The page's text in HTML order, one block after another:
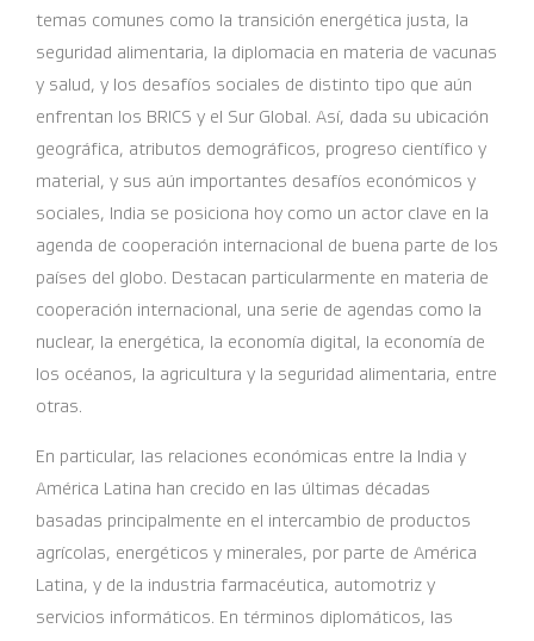
temas comunes como la transición energética justa, la
seguridad alimentaria, la diplomacia en materia de vacunas
y salud, y los desafíos sociales de distinto tipo que aún
enfrentan los BRICS y el Sur Global. Así, dada su ubicación
geográfica, atributos demográficos, progreso científico y
material, y sus aún importantes desafíos económicos y
sociales, India se posiciona hoy como un actor clave en la
agenda de cooperación internacional de buena parte de los
países del globo. Destacan particularmente en materia de
cooperación internacional, una serie de agendas como la
nuclear, la energética, la economía digital, la economía de
los océanos, la agricultura y la seguridad alimentaria, entre
otras.
En particular, las relaciones económicas entre la India y
América Latina han crecido en las últimas décadas
basadas principalmente en el intercambio de productos
agrícolas, energéticos y minerales, por parte de América
Latina, y de la industria farmacéutica, automotriz y
servicios informáticos. En términos diplomáticos, las